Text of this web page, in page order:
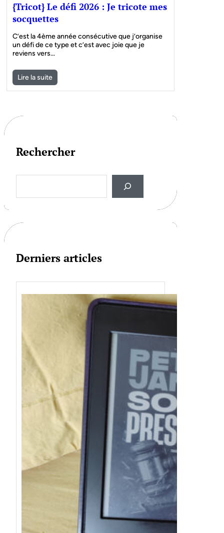
{Tricot} Le défi 2026 : Je tricote mes
socquettes
C’est la 4ème année consécutive que j’organise
un défi de ce type et c’est avec joie que je
reviens vers…
Lire la suite
Rechercher
a
h
Derniers articles